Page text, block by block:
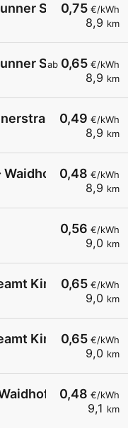
0,75 €/kWh
8,9 km
Straße
ab 0,65 €/kWh
8,9 km
Straße
0,49 €/kWh
8,9 km
0,48 €/kWh
8,9 km
Waidhofen/Thaya -
0,56 €/kWh
9,0 km
0,65 €/kWh
9,0 km
0,65 €/kWh
9,0 km
0,48 €/kWh
9,1 km
Thaya -